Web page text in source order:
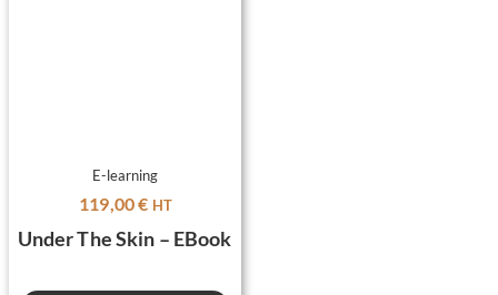
E-learning
119,00€ HT
Under The Skin – EBook